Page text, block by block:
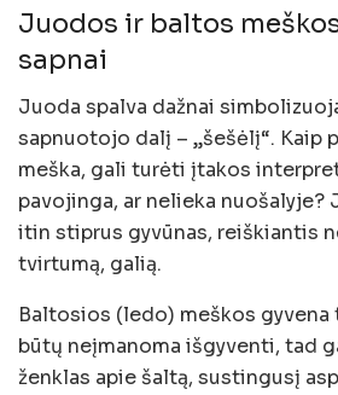
Juodos ir baltos
sapnai
Juoda spalva dažnai
sapnuotojo dalį – „šešėlį“. Kaip
meška, gali turėti įtakos
pavojinga, ar nelieka nuošalyje?
itin stiprus gyvūnas, reiškiantis
tvirtumą, galią.
Baltosios (ledo) meškos gyvena
būtų neįmanoma išgyventi, tad
ženklas apie šaltą, sustingusį